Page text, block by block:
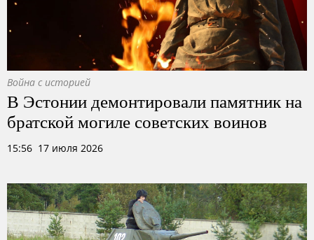
Война с историей
В Эстонии демонтировали памятник на
братской могиле советских воинов
15:56 17 июля 2026